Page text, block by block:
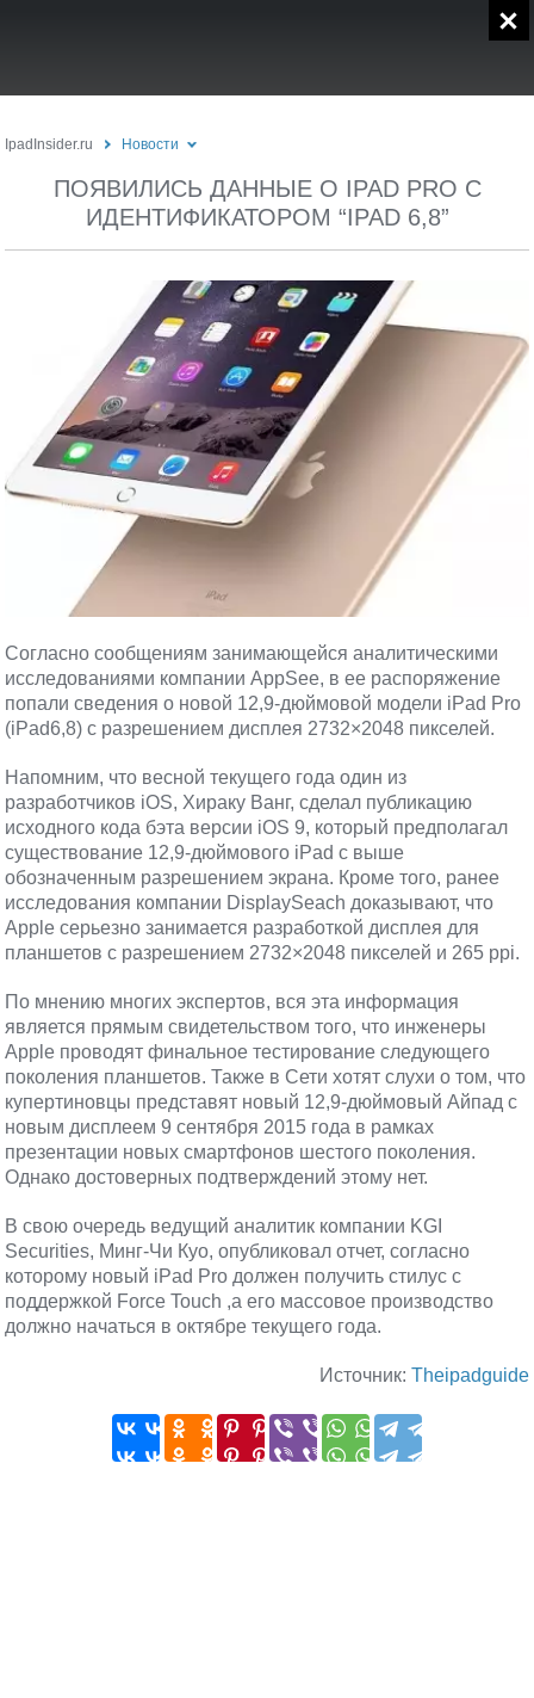
IpadInsider.ru Новости
ПОЯВИЛИСЬ ДАННЫЕ О IPAD PRO С
ИДЕНТИФИКАТОРОМ “IPAD 6,8”
Согласно сообщениям занимающейся аналитическими
исследованиями компании AppSee, в ее распоряжение
попали сведения о новой 12,9-дюймовой модели iPad Pro
(iPad6,8) с разрешением дисплея 2732×2048 пикселей.
Напомним, что весной текущего года один из
разработчиков iOS, Хираку Ванг, сделал публикацию
исходного кода бэта версии iOS 9, который предполагал
существование 12,9-дюймового iPad с выше
обозначенным разрешением экрана. Кроме того, ранее
исследования компании DisplaySeach доказывают, что
Apple серьезно занимается разработкой дисплея для
планшетов с разрешением 2732×2048 пикселей и 265 ppi.
По мнению многих экспертов, вся эта информация
является прямым свидетельством того, что инженеры
Apple проводят финальное тестирование следующего
поколения планшетов. Также в Сети хотят слухи о том, что
купертиновцы представят новый 12,9-дюймовый Айпад с
новым дисплеем 9 сентября 2015 года в рамках
презентации новых смартфонов шестого поколения.
Однако достоверных подтверждений этому нет.
В свою очередь ведущий аналитик компании KGI
Securities, Минг-Чи Куо, опубликовал отчет, согласно
которому новый iPad Pro должен получить стилус с
поддержкой Force Touch ,а его массовое производство
должно начаться в октябре текущего года.
Источник: Theipadguide